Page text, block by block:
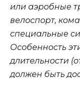
или аэробные
велоспорт,
специальные
Особенность
длительности
должен быть